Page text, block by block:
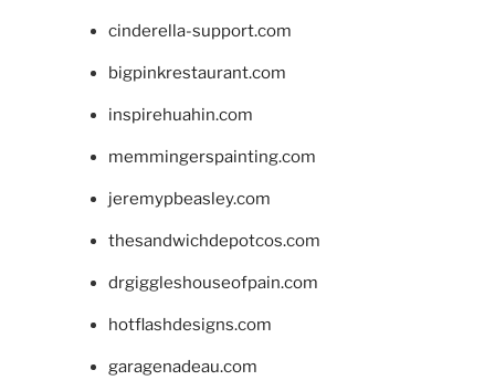
cinderella-support.com
bigpinkrestaurant.com
inspirehuahin.com
memmingerspainting.com
jeremypbeasley.com
thesandwichdepotcos.com
drgiggleshouseofpain.com
hotflashdesigns.com
garagenadeau.com